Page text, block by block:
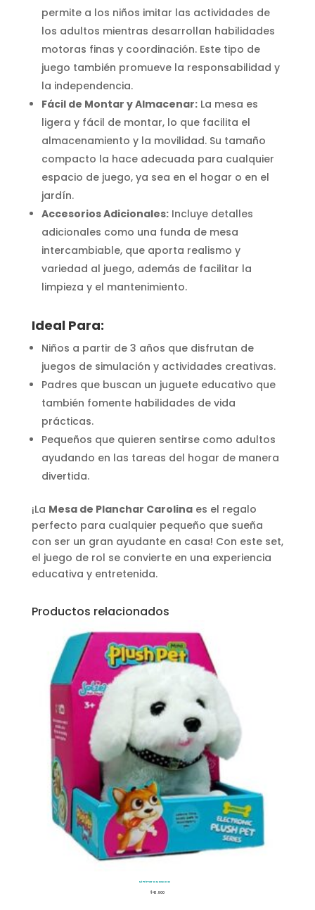
permite a los niños imitar las actividades de
los adultos mientras desarrollan habilidades
motoras finas y coordinación. Este tipo de
juego también promueve la responsabilidad y
la independencia.
Fácil de Montar y Almacenar:La mesa es
ligera y fácil de montar, lo que facilita el
almacenamiento y la movilidad. Su tamaño
compacto la hace adecuada para cualquier
espacio de juego, ya sea en el hogar o en el
jardín.
Accesorios Adicionales:Incluye detalles
adicionales como una funda de mesa
intercambiable, que aporta realismo y
variedad al juego, además de facilitar la
limpieza y el mantenimiento.
Ideal Para:
Niños a partir de 3 años que disfrutan de
juegos de simulación y actividades creativas.
Padres que buscan un juguete educativo que
también fomente habilidades de vida
prácticas.
Pequeños que quieren sentirse como adultos
ayudando en las tareas del hogar de manera
divertida.
¡La Mesa de Planchar Carolinaes el regalo
perfecto para cualquier pequeño que sueña
con ser un gran ayudante en casa! Con este set,
el juego de rol se convierte en una experiencia
educativa y entretenida.
Productos relacionados
Mi Primera Mascota
$43.900